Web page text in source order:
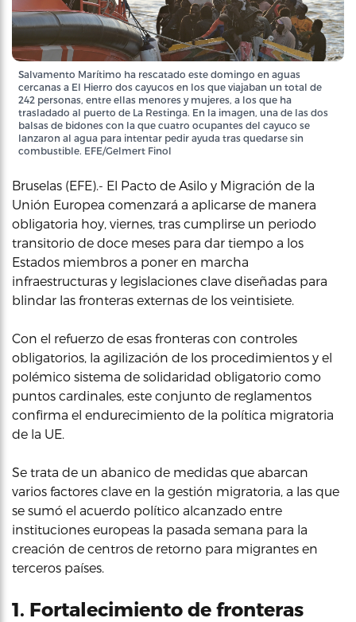
Salvamento Marítimo ha rescatado este domingo en aguas
cercanas a El Hierro dos cayucos en los que viajaban un total de
242 personas, entre ellas menores y mujeres, a los que ha
trasladado al puerto de La Restinga. En la imagen, una de las dos
balsas de bidones con la que cuatro ocupantes del cayuco se
lanzaron al agua para intentar pedir ayuda tras quedarse sin
combustible. EFE/Gelmert Finol
Bruselas (EFE).- El Pacto de Asilo y Migración de la
Unión Europea comenzará a aplicarse de manera
obligatoria hoy, viernes, tras cumplirse un periodo
transitorio de doce meses para dar tiempo a los
Estados miembros a poner en marcha
infraestructuras y legislaciones clave diseñadas para
blindar las fronteras externas de los veintisiete.
Con el refuerzo de esas fronteras con controles
obligatorios, la agilización de los procedimientos y el
polémico sistema de solidaridad obligatorio como
puntos cardinales, este conjunto de reglamentos
confirma el endurecimiento de la política migratoria
de la UE.
Se trata de un abanico de medidas que abarcan
varios factores clave en la gestión migratoria, a las que
se sumó el acuerdo político alcanzado entre
instituciones europeas la pasada semana para la
creación de centros de retorno para migrantes en
terceros países.
1. Fortalecimiento de fronteras